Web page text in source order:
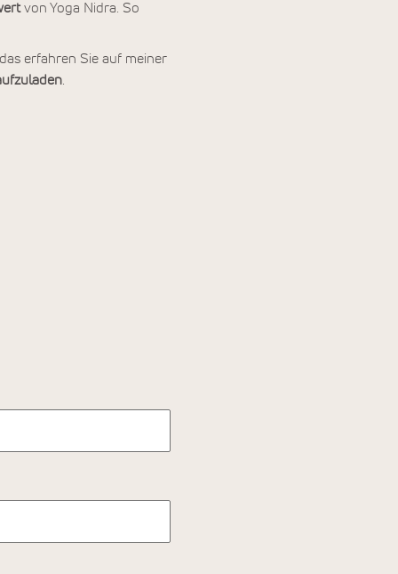
von Yoga Nidra. So
erfahren Sie auf meiner
.